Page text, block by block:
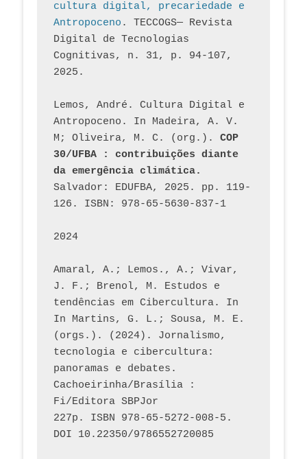
cultura digital, precariedade e
Antropoceno . TECCOGS— Revista
Digital de Tecnologias
Cognitivas, n. 31, p. 94-107,
2025.
Lemos, André. Cultura Digital e
Antropoceno. In Madeira, A. V.
M; Oliveira, M. C. (org.). COP
30/UFBA : contribuições diante
da emergência climática.
Salvador: EDUFBA, 2025. pp. 119-
126. ISBN: 978-65-5630-837-1
2024
Amaral, A.; Lemos., A.; Vivar,
J. F.; Brenol, M. Estudos e
tendências em Cibercultura. In
In Martins, G. L.; Sousa, M. E.
(orgs.). (2024). Jornalismo,
tecnologia e cibercultura:
panoramas e debates.
Cachoeirinha/Brasília :
Fi/Editora SBPJor
227p. ISBN 978-65-5272-008-5.
DOI 10.22350/9786552720085